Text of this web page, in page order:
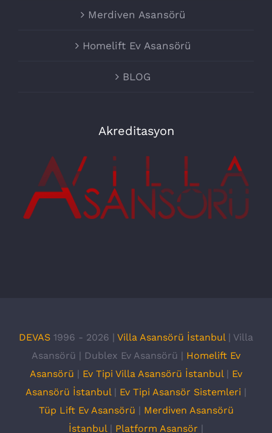
Merdiven Asansörü
Homelift Ev Asansörü
BLOG
Akreditasyon
DEVAS 1996 - 2026 | Villa Asansörü İstanbul | Villa
Asansörü | Dublex Ev Asansörü | Homelift Ev
Asansörü | Ev Tipi Villa Asansörü İstanbul | Ev
Asansörü İstanbul | Ev Tipi Asansör Sistemleri |
Tüp Lift Ev Asansörü | Merdiven Asansörü
İstanbul | Platform Asansör |